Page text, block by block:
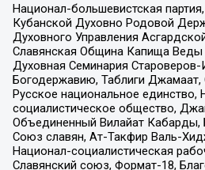
Национал-большевистская
Кубанской Духовно Родовой
Духовного Управления
Славянская Община Капища Веды
Духовная Семинария
Богодержавию, Таблиги Джамаат,
Русское национальное единство,
социалистическое общество,
Объединенный Вилайат Кабарды,
Союз славян, Ат-Такфир Валь-
Национал-социалистическая
Славянский союз, Формат-18,